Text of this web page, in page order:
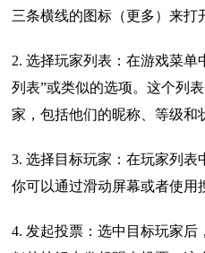
三条横线的图标（更多）来打
2. 选择玩家列表：在游戏菜单
列表”或类似的选项。这个列
家，包括他们的昵称、等级和
3. 选择目标玩家：在玩家列表
你可以通过滑动屏幕或者使用
4. 发起投票：选中目标玩家后